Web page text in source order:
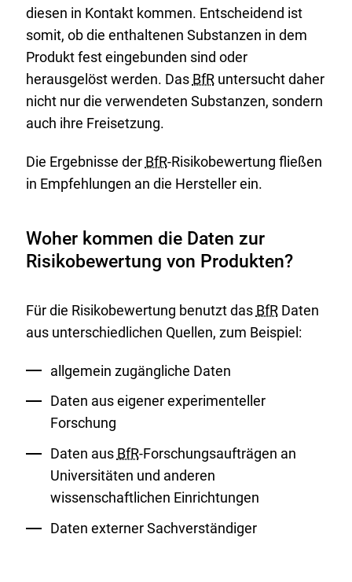
diesen in Kontakt kommen. Entscheidend ist
somit, ob die enthaltenen Substanzen in dem
Produkt fest eingebunden sind oder
herausgelöst werden. Das BfRuntersucht daher
nicht nur die verwendeten Substanzen, sondern
auch ihre Freisetzung.
Die Ergebnisse der BfR-Risikobewertung fließen
in Empfehlungen an die Hersteller ein.
Woher kommen die Daten zur
Risikobewertung von Produkten?
Für die Risikobewertung benutzt das BfRDaten
aus unterschiedlichen Quellen, zum Beispiel:
allgemein zugängliche Daten
Daten aus eigener experimenteller
Forschung
Daten aus BfR-Forschungsaufträgen an
Universitäten und anderen
wissenschaftlichen Einrichtungen
Daten externer Sachverständiger